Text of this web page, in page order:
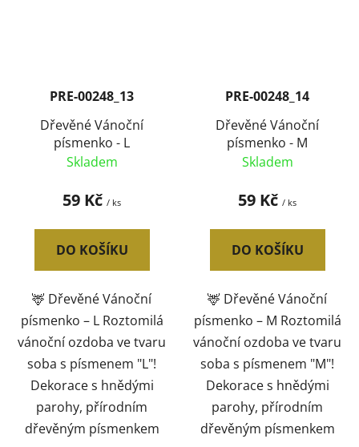
PRE-00248_13
Dřevěné Vánoční
písmenko - L
Skladem
59 Kč / ks
DO KOŠÍKU
🦌 Dřevěné Vánoční
písmenko – L Roztomilá
vánoční ozdoba ve tvaru
soba s písmenem "L"!
Dekorace s hnědými
parohy, přírodním
dřevěným písmenkem
PRE-00248_14
Dřevěné Vánoční
písmenko - M
Skladem
59 Kč / ks
DO KOŠÍKU
🦌 Dřevěné Vánoční
písmenko – M Roztomilá
vánoční ozdoba ve tvaru
soba s písmenem "M"!
Dekorace s hnědými
parohy, přírodním
dřevěným písmenkem